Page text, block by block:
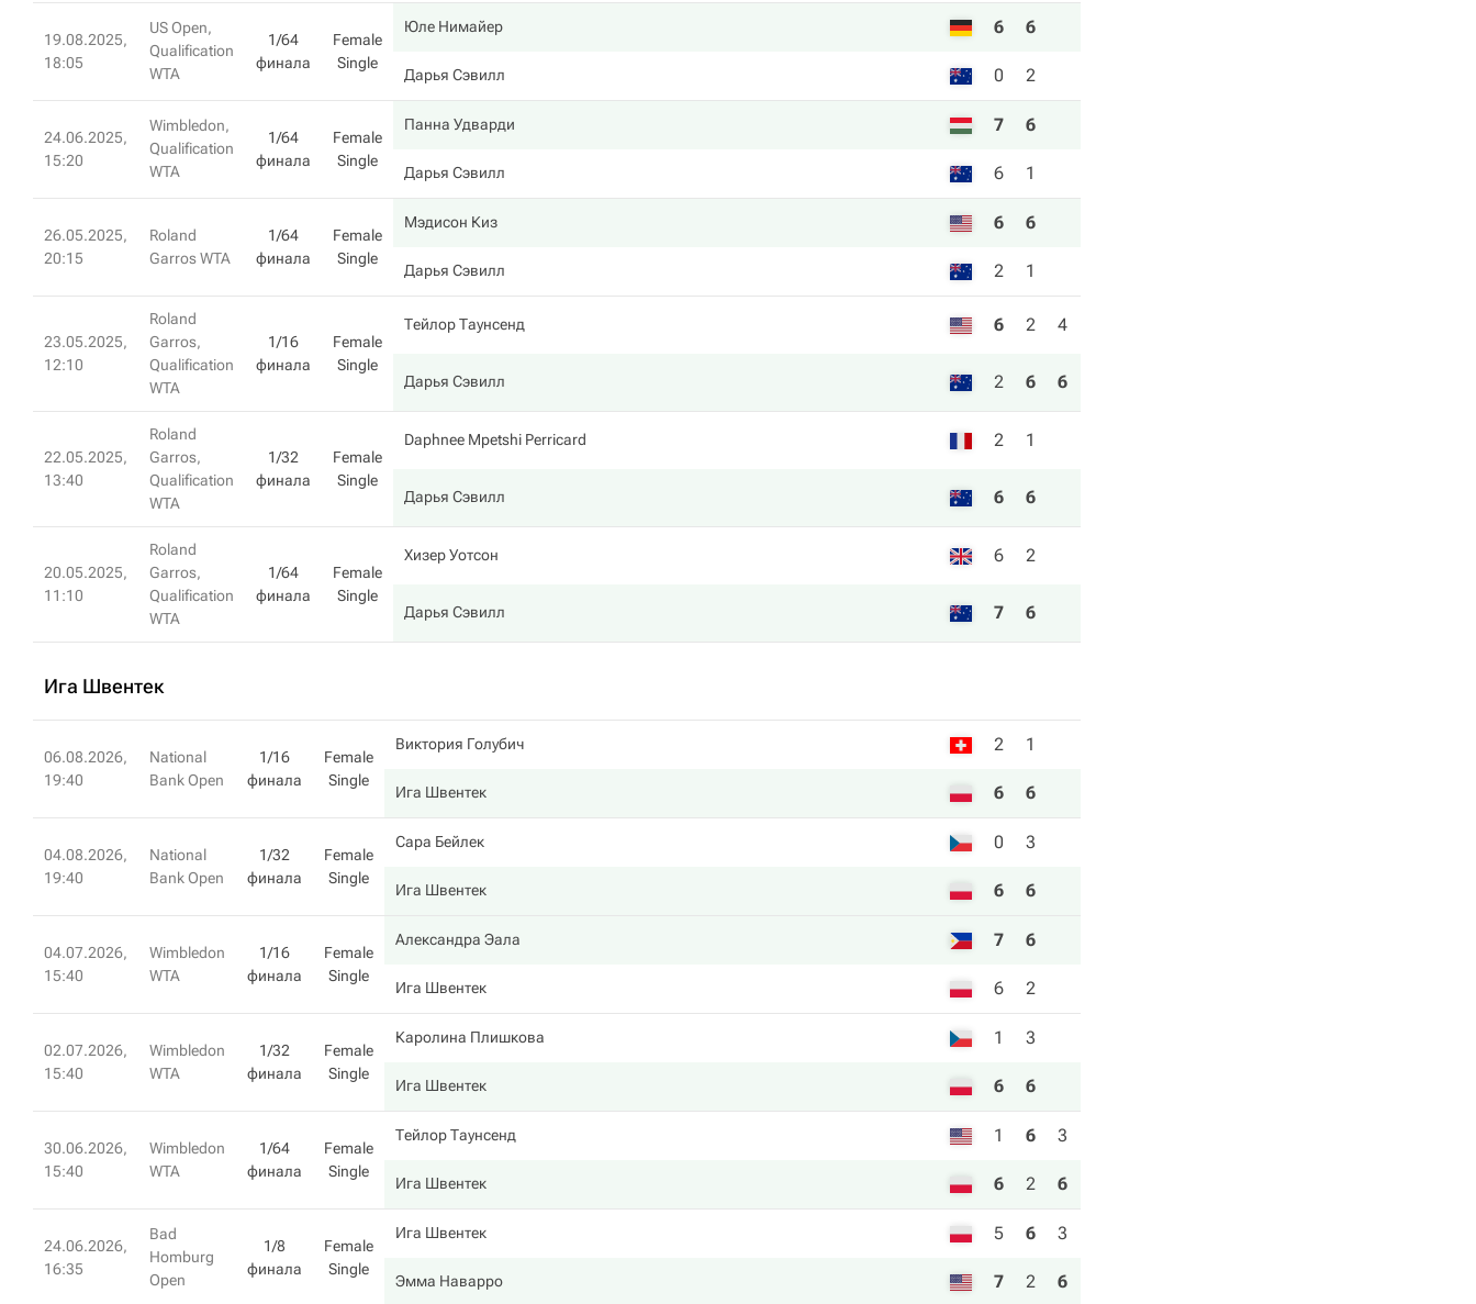
19.08.2025,
18:05
US Open,
Qualification
WTA
1/64
финала
Female
Single
Юле Нимайер 6 6
Дарья Сэвилл 0 2
24.06.2025,
15:20
Wimbledon,
Qualification
WTA
1/64
финала
Female
Single
Панна Удварди 7 6
Дарья Сэвилл 6 1
26.05.2025,
20:15
Roland
Garros WTA
1/64
финала
Female
Single
Мэдисон Киз 6 6
Дарья Сэвилл 2 1
23.05.2025,
12:10
Roland
Garros,
Qualification
WTA
1/16
финала
Female
Single
Тейлор Таунсенд 6 2 4
Дарья Сэвилл 2 6 6
22.05.2025,
13:40
Roland
Garros,
Qualification
WTA
1/32
финала
Female
Single
Daphnee Mpetshi Perricard 2 1
Дарья Сэвилл 6 6
20.05.2025,
11:10
Roland
Garros,
Qualification
WTA
1/64
финала
Female
Single
Хизер Уотсон 6 2
Дарья Сэвилл 7 6
Ига Швентек
06.08.2026,
19:40
National
Bank Open
1/16
финала
Female
Single
Виктория Голубич 2 1
Ига Швентек 6 6
04.08.2026,
19:40
National
Bank Open
1/32
финала
Female
Single
Сара Бейлек 0 3
Ига Швентек 6 6
04.07.2026,
15:40
Wimbledon
WTA
1/16
финала
Female
Single
Александра Эала 7 6
Ига Швентек 6 2
02.07.2026,
15:40
Wimbledon
WTA
1/32
финала
Female
Single
Каролина Плишкова 1 3
Ига Швентек 6 6
30.06.2026,
15:40
Wimbledon
WTA
1/64
финала
Female
Single
Тейлор Таунсенд 1 6 3
Ига Швентек 6 2 6
24.06.2026,
16:35
Bad
Homburg
Open
1/8
финала
Female
Single
Ига Швентек 5 6 3
Эмма Наварро 7 2 6